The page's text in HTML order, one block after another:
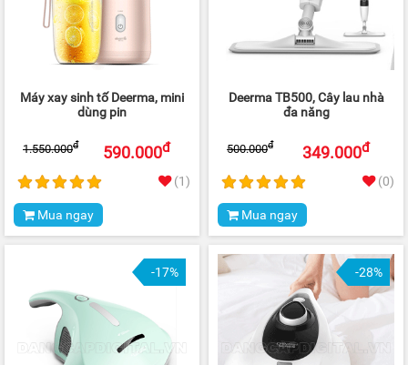
Máy xay sinh tố Deerma, mini
dùng pin
590.000đ
1.550.000đ
(1)
Mua ngay
Deerma TB500, Cây lau nhà
đa năng
349.000đ
500.000đ
(0)
Mua ngay
-17% -28%